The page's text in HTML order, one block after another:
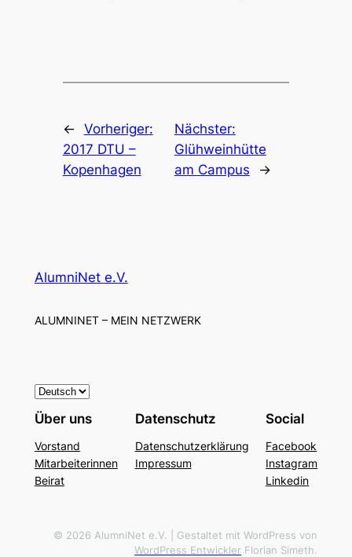
← Vorheriger:
2017 DTU –
Kopenhagen
Nächster:
Glühweinhütte
am Campus
→
AlumniNet e.V.
ALUMNINET – MEIN NETZWERK
S
p
a
c
h
Über uns
Vorstand
Mitarbeiterinnen
Beirat
Datenschutz
Datenschutzerklärung
Impressum
Social
Facebook
Instagram
Linkedin
© 2026 AlumniNet e.V. | Gestaltet mit WordPress von
WordPress Entwickler Florian Simeth.